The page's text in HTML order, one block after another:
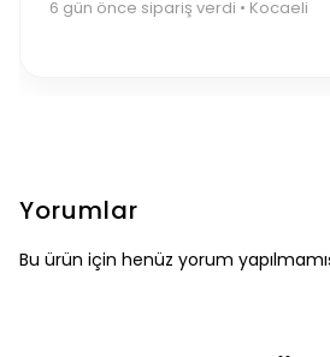
6 gün önce sipariş verdi • Kocaeli
Yorumlar
Bu ürün için henüz yorum